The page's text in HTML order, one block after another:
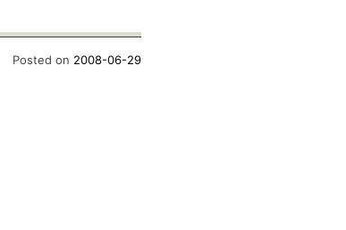
Posted on 2008-06-29